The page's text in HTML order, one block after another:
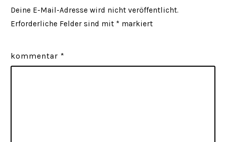
Deine E-Mail-Adresse wird nicht veröffentlicht.
Erforderliche Felder sind mit * markiert
kommentar *